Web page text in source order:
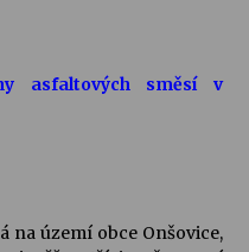
asfaltových směsí v
na území obce Onšovice,